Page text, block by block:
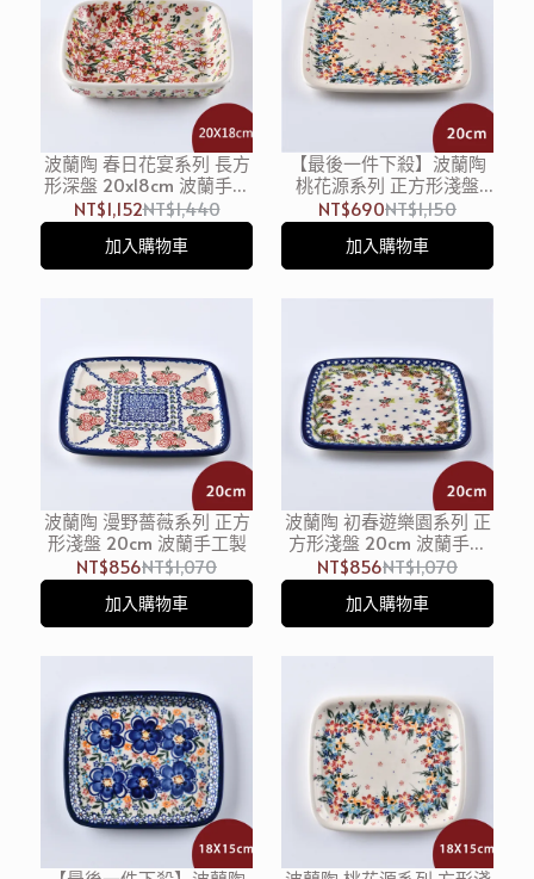
波蘭陶 春日花宴系列 長方
形深盤 20x18cm 波蘭手工
製
NT$1,152NT$1,440
加入購物車
【最後一件下殺】波蘭陶
桃花源系列 正方形淺盤
20cm 波蘭手工製
NT$690NT$1,150
加入購物車
波蘭陶 漫野薔薇系列 正方
形淺盤 20cm 波蘭手工製
NT$856NT$1,070
加入購物車
波蘭陶 初春遊樂園系列 正
方形淺盤 20cm 波蘭手工
製
NT$856NT$1,070
加入購物車